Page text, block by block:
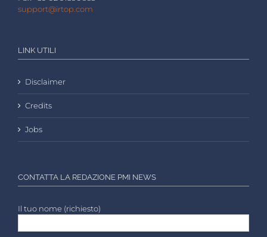
support@irtop.com
LINK UTILI
Disclaimer
Credits
Jobs
CONTATTA LA REDAZIONE PMI NEWS
Il tuo nome (richiesto)